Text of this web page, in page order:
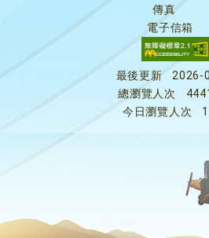
傳真
電子信箱
最後更新
2026-
總瀏覽人次
今日瀏覽人次